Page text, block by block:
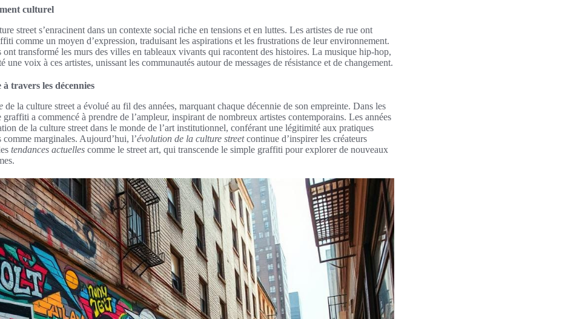
culturel
street s’enracinent dans un contexte social riche en tensions et en luttes. Les artistes de rue ont
comme un moyen d’expression, traduisant les aspirations et les frustrations de leur environnement.
ont transformé les murs des villes en tableaux vivants qui racontent des histoires. La musique hip-hop,
une voix à ces artistes, unissant les communautés autour de messages de résistance et de changement.
travers les décennies
de la culture street a évolué au fil des années, marquant chaque décennie de son empreinte. Dans les
graffiti a commencé à prendre de l’ampleur, inspirant de nombreux artistes contemporains. Les années
de la culture street dans le monde de l’art institutionnel, conférant une légitimité aux pratiques
comme marginales. Aujourd’hui, l’évolution de la culture streetcontinue d’inspirer les créateurs
tendances actuelles comme le street art, qui transcende le simple graffiti pour explorer de nouveaux